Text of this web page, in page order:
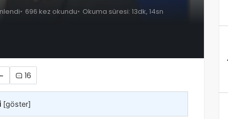
696 kez okundu Okuma süresi: 13dk, 14sn
- 16
[göster]